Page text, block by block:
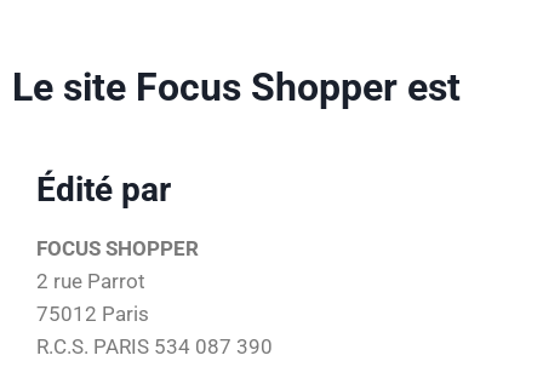
Le site Focus Shopper est
Édité par
FOCUS SHOPPER
2 rue Parrot
75012 Paris
R.C.S. PARIS 534 087 390